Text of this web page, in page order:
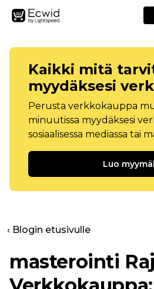
Kaikki mitä
myydäksesi
Perusta verkkokauppa
minuutissa myydäksesi
sosiaalisessa mediassa tai
Luo
‹ Blogin etusivulle
masterointi